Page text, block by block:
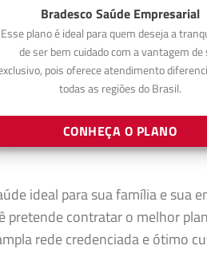
Bradesco Saúde Empresarial
Esse plano é ideal para quem deseja a
de ser bem cuidado com a vantagem de
pois oferece atendimento
todas as regiões do Brasil.
CONHEÇA O PLANO
ideal para sua família e sua
pretende contratar o melhor
rede credenciada e ótimo